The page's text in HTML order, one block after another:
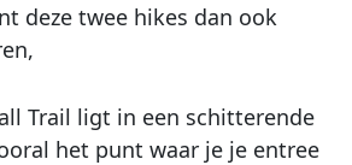
deze twee hikes dan ook
Trail ligt in een schitterende
het punt waar je je entree